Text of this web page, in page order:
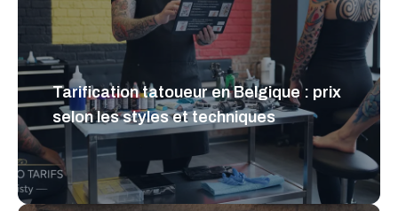
Tarification tatoueur en Belgique : prix
selon les styles et techniques